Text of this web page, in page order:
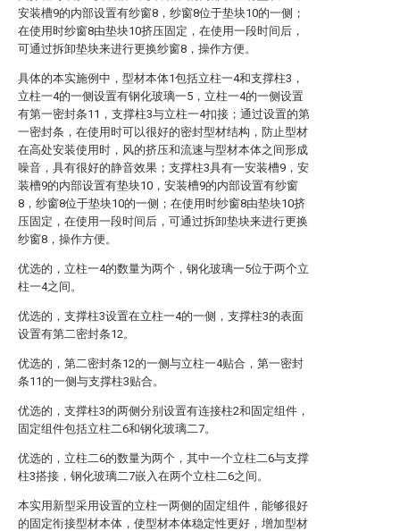
安装槽9的内部设置有纱窗8，纱窗8位于垫块10的一侧；
在使用时纱窗8由垫块10挤压固定，在使用一段时间后，
可通过拆卸垫块来进行更换纱窗8，操作方便。
具体的本实施例中，型材本体1包括立柱一4和支撑柱3，
立柱一4的一侧设置有钢化玻璃一5，立柱一4的一侧设置
有第一密封条11，支撑柱3与立柱一4扣接；通过设置的第
一密封条，在使用时可以很好的密封型材结构，防止型材
在高处安装使用时，风的挤压和流速与型材本体之间形成
噪音，具有很好的静音效果；支撑柱3具有一安装槽9，安
装槽9的内部设置有垫块10，安装槽9的内部设置有纱窗
8，纱窗8位于垫块10的一侧；在使用时纱窗8由垫块10挤
压固定，在使用一段时间后，可通过拆卸垫块来进行更换
纱窗8，操作方便。
优选的，立柱一4的数量为两个，钢化玻璃一5位于两个立
柱一4之间。
优选的，支撑柱3设置在立柱一4的一侧，支撑柱3的表面
设置有第二密封条12。
优选的，第二密封条12的一侧与立柱一4贴合，第一密封
条11的一侧与支撑柱3贴合。
优选的，支撑柱3的两侧分别设置有连接柱2和固定组件，
固定组件包括立柱二6和钢化玻璃二7。
优选的，立柱二6的数量为两个，其中一个立柱二6与支撑
柱3搭接，钢化玻璃二7嵌入在两个立柱二6之间。
本实用新型采用设置的立柱一两侧的固定组件，能够很好
的固定衔接型材本体，使型材本体稳定性更好，增加型材